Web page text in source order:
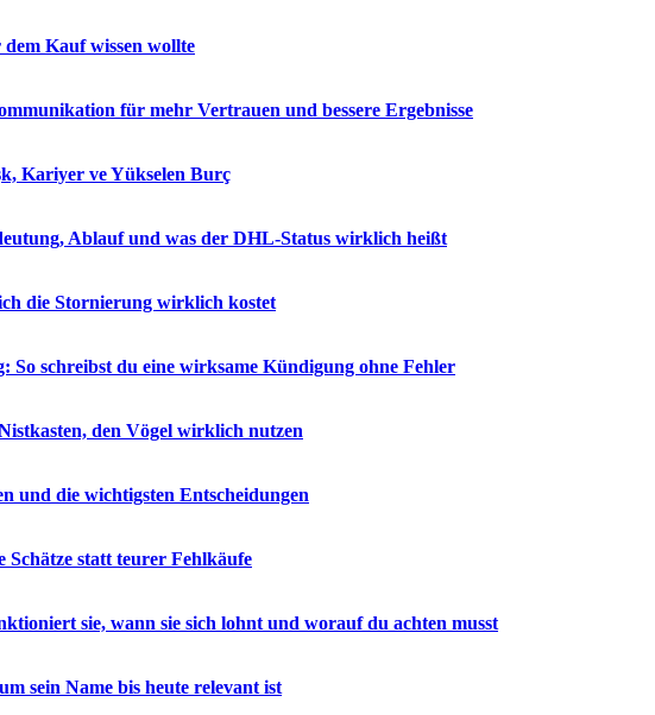
Kauf wissen wollte
für mehr Vertrauen und bessere Ergebnisse
Kariyer ve Yükselen Burç
Ablauf und was der DHL-Status wirklich heißt
die Stornierung wirklich kostet
schreibst du eine wirksame Kündigung ohne Fehler
den Vögel wirklich nutzen
und die wichtigsten Entscheidungen
Schätze statt teurer Fehlkäufe
sie, wann sie sich lohnt und worauf du achten musst
sein Name bis heute relevant ist